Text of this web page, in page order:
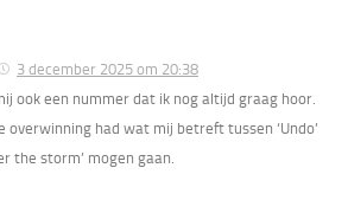
3 december 2025 om 20:38
ook een nummer dat ik nog altijd graag hoor.
overwinning had wat mij betreft tussen ‘Undo’
the storm’ mogen gaan.